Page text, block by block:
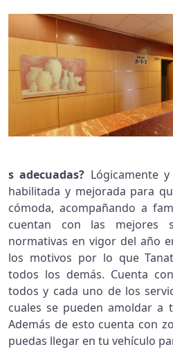
s adecuadas? Lógicamente
habilitada y mejorada para
cómoda, acompañando a
cuentan con las mejores
normativas en vigor del año
los motivos por lo que
todos los demás. Cuenta
todos y cada uno de los
cuales se pueden amoldar a
Además de esto cuenta con
puedas llegar en tu vehículo